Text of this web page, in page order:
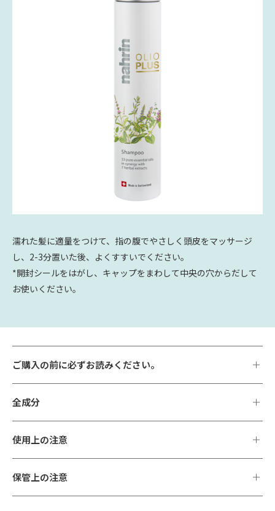
濡れた髪に適量をつけて、指の腹でやさしく頭皮をマッサージ
し、2-3分置いた後、よくすすいでください。
*開封シールをはがし、キャップをまわして中央の穴からだして
お使いください。
ご購入の前に必ずお読みください。
全成分
使用上の注意
保管上の注意